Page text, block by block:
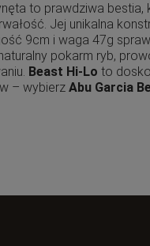
to prawdziwa bestia,
Jej unikalna
9cm i waga 47g
pokarm ryb,
Beast Hi-Lo to
– wybierz Abu Garcia